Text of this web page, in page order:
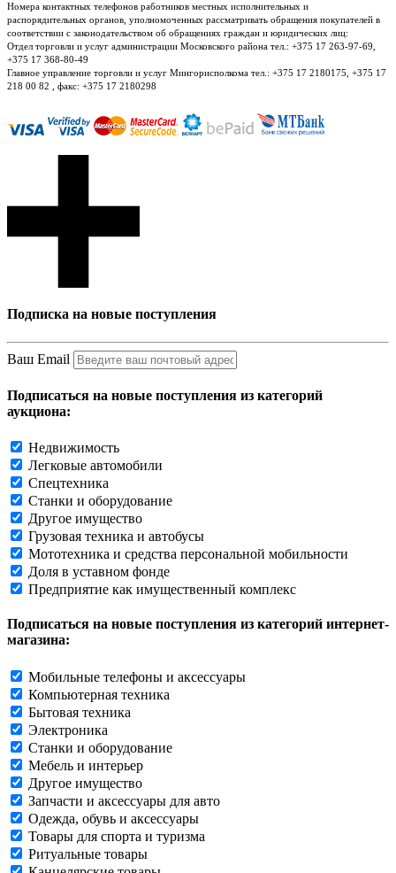
Номера контактных телефонов работников местных исполнительных и
распорядительных органов, уполномоченных рассматривать обращения покупателей в
соответствии с законодательством об обращениях граждан и юридических лиц:
Отдел торговли и услуг администрации Московского района тел.: +375 17 263-97-69,
+375 17 368-80-49
Главное управление торговли и услуг Мингорисполкома тел.: +375 17 2180175, +375 17
218 00 82 , факс: +375 17 2180298
Подписка на новые поступления
Ваш Email
Подписаться на новые поступления из категорий
аукциона:
Недвижимость
Легковые автомобили
Спецтехника
Станки и оборудование
Другое имущество
Грузовая техника и автобусы
Мототехника и средства персональной мобильности
Доля в уставном фонде
Предприятие как имущественный комплекс
Подписаться на новые поступления из категорий интернет-
магазина:
Мобильные телефоны и аксессуары
Компьютерная техника
Бытовая техника
Электроника
Станки и оборудование
Мебель и интерьер
Другое имущество
Запчасти и аксессуары для авто
Одежда, обувь и аксессуары
Товары для спорта и туризма
Ритуальные товары